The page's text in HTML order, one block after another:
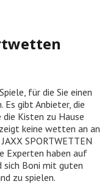
für die Sie einen
gibt Anbieter, die
Kisten zu Hause
keine wetten an an
SPORTWETTEN
Experten haben auf
sich Boni mit guten
zu spielen.